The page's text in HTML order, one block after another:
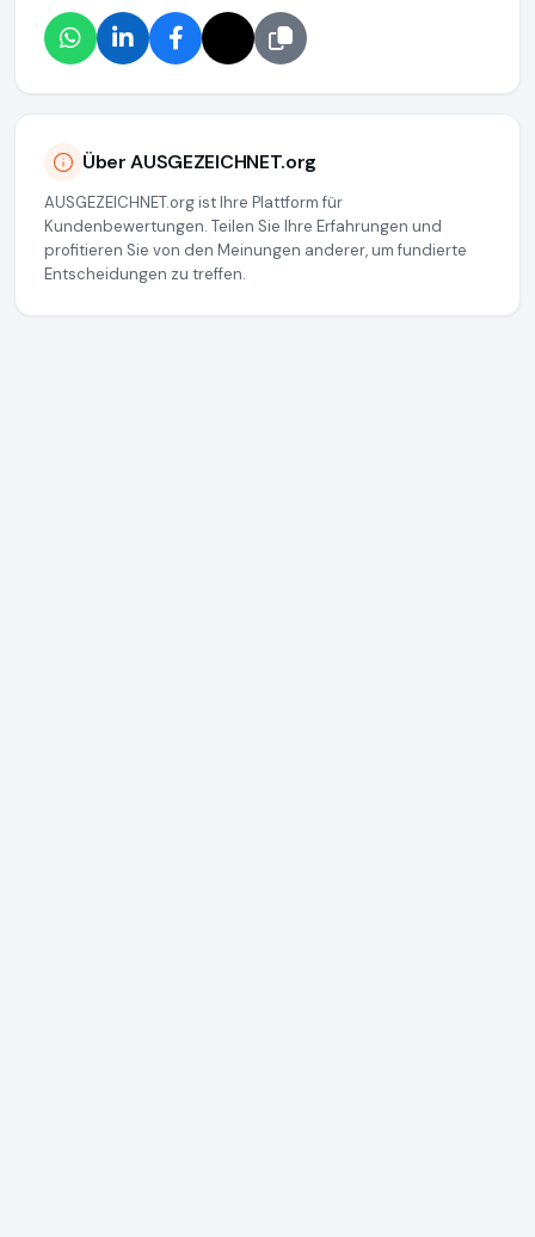
Über AUSGEZEICHNET.org
AUSGEZEICHNET.org ist Ihre Plattform für
Kundenbewertungen. Teilen Sie Ihre Erfahrungen und
profitieren Sie von den Meinungen anderer, um fundierte
Entscheidungen zu treffen.